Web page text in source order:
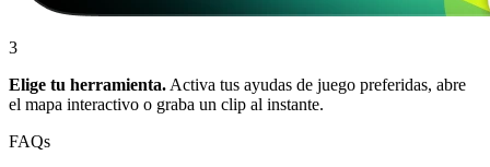
3
Elige tu herramienta. Activa tus ayudas de juego preferidas, abre
el mapa interactivo o graba un clip al instante.
FAQs